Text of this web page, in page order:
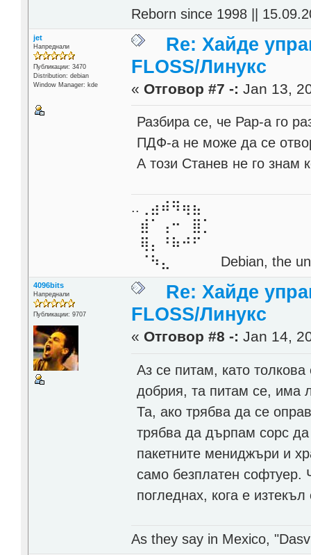
Reborn since 1998 ||
jet
Напреднали
Публикации: 3470
Distribution: debian
Window Manager: kde
Re: Хайде
FLOSS/Линукс
« Отговор #7 -: Jan 13,
Разбира се, че Рар-а го
ПДФ-а не може да се
А този Станев не го знам
..⢀⣴⠾⠻⢶⣦⠀
⣾⠁⢠⠒⠀⣿⡁
⢿⡄⠘⠷⠚⠋
⠈⠳⣄⠀⠀⠀⠀ Debian, the
4096bits
Напреднали
Публикации: 9707
Re: Хайде
FLOSS/Линукс
« Отговор #8 -: Jan 14,
Аз се питам, като
добрия, та питам се, има
Та, ако трябва да се
трябва да дърпам сорс
пакетните мениджъри и
само безплатен софтуер.
погледнах, кога е
As they say in Mexico,